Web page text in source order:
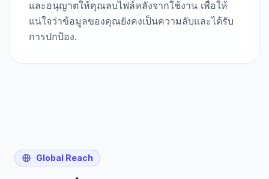
และอนุญาตให้คุณลบไฟล์หลังจากใช้งาน เพื่อให้
แน่ใจว่าข้อมูลของคุณยังคงเป็นความลับและได้รับ
การปกป้อง.
Global Reach